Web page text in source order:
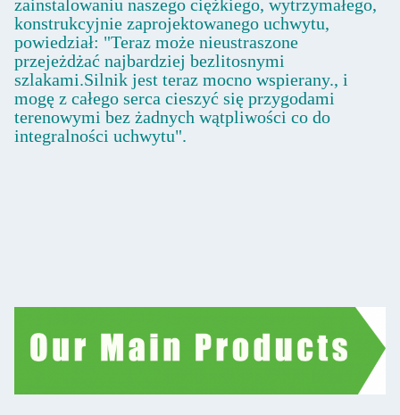
zainstalowaniu naszego ciężkiego, wytrzymałego,
konstrukcyjnie zaprojektowanego uchwytu,
powiedział: "Teraz może nieustraszone
przejeżdżać najbardziej bezlitosnymi
szlakami.Silnik jest teraz mocno wspierany., i
mogę z całego serca cieszyć się przygodami
terenowymi bez żadnych wątpliwości co do
integralności uchwytu".